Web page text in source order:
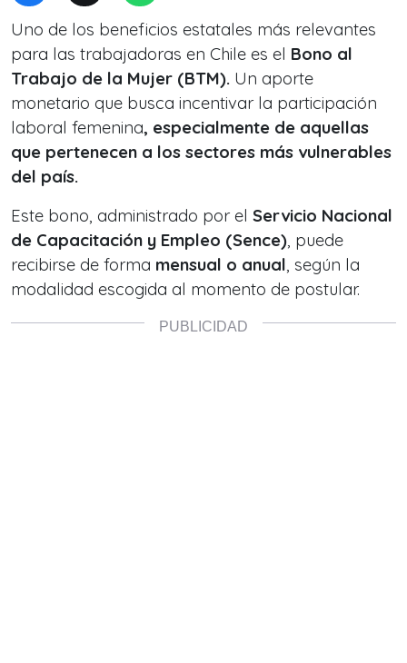
Uno de los beneficios estatales más relevantes
para las trabajadoras en Chile es el Bono al
Trabajo de la Mujer (BTM). Un aporte
monetario que busca incentivar la participación
laboral femenina, especialmente de aquellas
que pertenecen a los sectores más vulnerables
del país.
Este bono, administrado por el Servicio Nacional
de Capacitación y Empleo (Sence), puede
recibirse de forma mensual o anual, según la
modalidad escogida al momento de postular.